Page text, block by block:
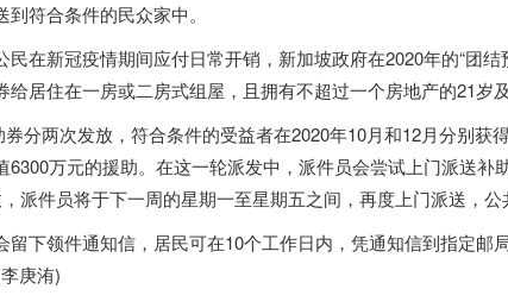
符合条件的民众家中。
在新冠疫情期间应付日常开销， 新加坡政府在2020年的“团
给居住在一房或二房式组屋，且拥有不超过一个房地产的21岁
分两次发放，符合条件的受益者在2020年10月和12月分别获
6300万元的援助。在这一轮派发中，派件员会尝试上门派送补
派件员将于下一周的星期一至星期五之间，再度上门派送，公
留下领件通知信，居民可在10个工作日内，凭通知信到指定邮
庚洧)